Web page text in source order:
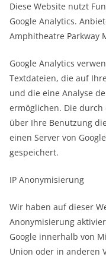
Diese Website nutzt
Google Analytics.
Amphitheatre Parkway
Google Analytics
Textdateien, die auf
und die eine Analyse
ermöglichen. Die
über Ihre Benutzung
einen Server von
gespeichert.
IP Anonymisierung
Wir haben auf dieser
Anonymisierung
Google innerhalb von
Union oder in anderen